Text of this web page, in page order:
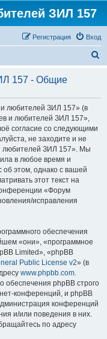
ЗИЛ 157
Вход
Регистрация
с
157 - Общие
любителей ЗИЛ 157» (в
и любителей ЗИЛ 157»,
согласие со следующими
не заходите и не
любителей ЗИЛ 157». Мы
в любое время и
об этом, однако с вашей
этот текст на
«Форум
исправления
обеспечения
«они», «программное
Limited», «phpBB
Public License v2» (в
www.phpbb.com.
обеспечения phpBB строго
конференций, и phpBB
конференций
и/или поведения в них.
по адресу